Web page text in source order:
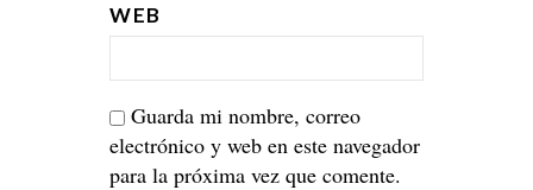
WEB
Guarda mi nombre, correo
electrónico y web en este navegador
para la próxima vez que comente.